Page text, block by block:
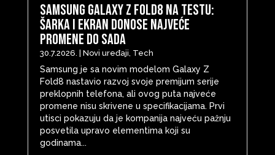
Samsung Galaxy Z Fold8 na testu:
šarka i ekran donose najveće
promene do sada
30.7.2026. Novi uređaji Tech
Samsung je sa novim modelom Galaxy Z
Fold8 nastavio razvoj svoje premijum serije
preklopnih telefona, ali ovog puta najveće
promene nisu skrivene u specifikacijama. Prvi
utisci pokazuju da je kompanija najveću pažnju
posvetila upravo elementima koji su
godinama...